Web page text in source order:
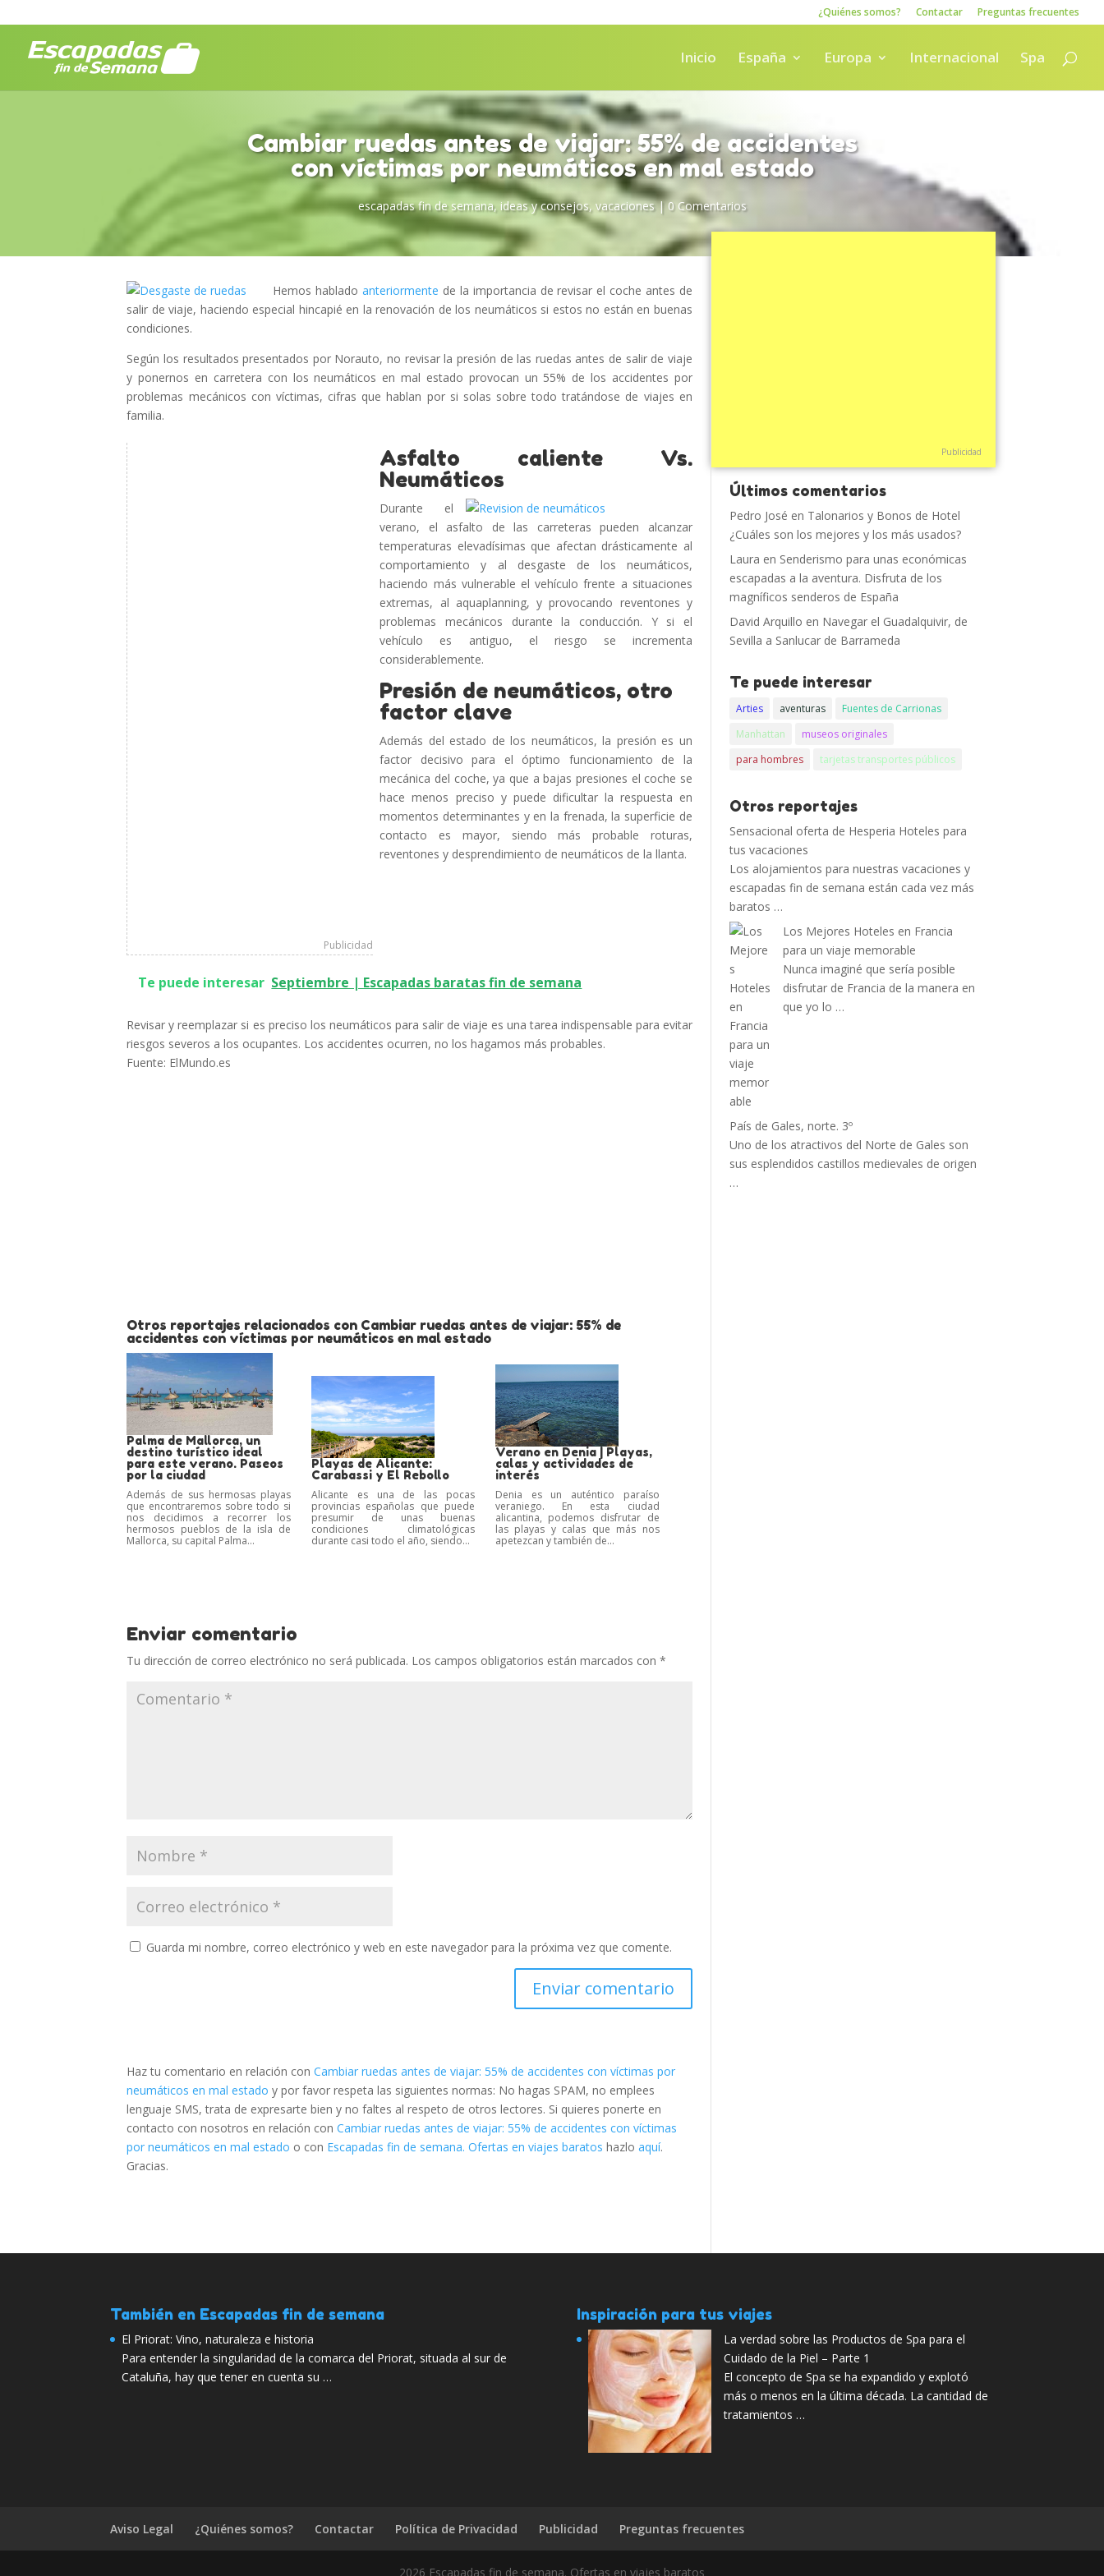
¿Quiénes somos? Contactar Preguntas frecuentes
Inicio España Europa Internacional Spa
Cambiar ruedas antes de viajar: 55% de accidentes
con víctimas por neumáticos en mal estado
escapadas fin de semana, ideas y consejos, vacaciones|0 Comentarios
Hemos habladoanteriormente de la importancia de revisar el coche antes de
salir de viaje, haciendo especial hincapié en la renovación de los neumáticos si estos no están en buenas
condiciones.
Según los resultados presentados por Norauto, no revisar la presión de las ruedas antes de salir de viaje
y ponernos en carretera con los neumáticos en mal estado provocan un 55% de los accidentes por
problemas mecánicos con víctimas, cifras que hablan por si solas sobre todo tratándose de viajes en
familia.
Publicidad
Asfalto caliente Vs.
Neumáticos
Durante el
verano, el asfalto de las carreteras pueden alcanzar
temperaturas elevadísimas que afectan drásticamente al
comportamiento y al desgaste de los neumáticos,
haciendo más vulnerable el vehículo frente a situaciones
extremas, al aquaplanning, y provocando reventones y
problemas mecánicos durante la conducción. Y si el
vehículo es antiguo, el riesgo se incrementa
considerablemente.
Presión de neumáticos, otro
factor clave
Además del estado de los neumáticos, la presión es un
factor decisivo para el óptimo funcionamiento de la
mecánica del coche, ya que a bajas presiones el coche se
hace menos preciso y puede dificultar la respuesta en
momentos determinantes y en la frenada, la superficie de
contacto es mayor, siendo más probable roturas,
reventones y desprendimiento de neumáticos de la llanta.
Te puede interesar Septiembre | Escapadas baratas fin de semana
Revisar y reemplazar si es preciso los neumáticos para salir de viaje es una tarea indispensable para evitar
riesgos severos a los ocupantes. Los accidentes ocurren, no los hagamos más probables.
Fuente: ElMundo.es
Otros reportajes relacionados con Cambiar ruedas antes de viajar: 55% de
accidentes con víctimas por neumáticos en mal estado
Palma de Mallorca, un
destino turístico ideal
para este verano. Paseos
por la ciudad
Además de sus hermosas playas
que encontraremos sobre todo si
nos decidimos a recorrer los
hermosos pueblos de la isla de
Mallorca, su capital Palma...
Playas de Alicante:
Carabassi y El Rebollo
Alicante es una de las pocas
provincias españolas que puede
presumir de unas buenas
condiciones climatológicas
durante casi todo el año, siendo...
Verano en Denia | Playas,
calas y actividades de
interés
Denia es un auténtico paraíso
veraniego. En esta ciudad
alicantina, podemos disfrutar de
las playas y calas que más nos
apetezcan y también de...
Enviar comentario
Tu dirección de correo electrónico no será publicada. Los campos obligatorios están marcados con*
Guarda mi nombre, correo electrónico y web en este navegador para la próxima vez que comente.
Haz tu comentario en relación conCambiar ruedas antes de viajar: 55% de accidentes con víctimas por
neumáticos en mal estado y por favor respeta las siguientes normas: No hagas SPAM, no emplees
lenguaje SMS, trata de expresarte bien y no faltes al respeto de otros lectores. Si quieres ponerte en
contacto con nosotros en relación conCambiar ruedas antes de viajar: 55% de accidentes con víctimas
por neumáticos en mal estado o con Escapadas fin de semana. Ofertas en viajes baratos hazloaquí.
Gracias.
Publicidad
Últimos comentarios
Pedro José en Talonarios y Bonos de Hotel
¿Cuáles son los mejores y los más usados?
Laura en Senderismo para unas económicas
escapadas a la aventura. Disfruta de los
magníficos senderos de España
David Arquillo en Navegar el Guadalquivir, de
Sevilla a Sanlucar de Barrameda
Te puede interesar
Arties aventuras
Fuentes de Carrionas
Manhattan
museos originales
para hombres
tarjetas transportes públicos
Otros reportajes
Sensacional oferta de Hesperia Hoteles para
tus vacaciones
Los alojamientos para nuestras vacaciones y
escapadas fin de semana están cada vez más
baratos …
Los Mejores Hoteles en Francia
para un viaje memorable
Nunca imaginé que sería posible
disfrutar de Francia de la manera en
que yo lo …
País de Gales, norte. 3º
Uno de los atractivos del Norte de Gales son
sus esplendidos castillos medievales de origen
…
También en Escapadas fin de semana
El Priorat: Vino, naturaleza e historia
Para entender la singularidad de la comarca del Priorat, situada al sur de
Cataluña, hay que tener en cuenta su …
Inspiración para tus viajes
La verdad sobre las Productos de Spa para el
Cuidado de la Piel – Parte 1
El concepto de Spa se ha expandido y explotó
más o menos en la última década. La cantidad de
tratamientos …
Aviso Legal ¿Quiénes somos? Contactar Política de Privacidad Publicidad Preguntas frecuentes
2026 Escapadas fin de semana. Ofertas en viajes baratos